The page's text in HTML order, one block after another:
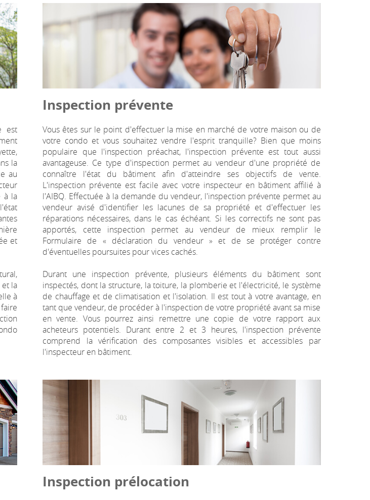
est
la
au
à la
et
la
à
Inspection prévente
Vous êtes sur le point d'effectuer la mise en marché de votre maison ou de
votre condo et vous souhaitez vendre l'esprit tranquille? Bien que moins
populaire que l'inspection préachat, l'inspection prévente est tout aussi
avantageuse. Ce type d'inspection permet au vendeur d'une propriété de
connaître l'état du bâtiment afin d'atteindre ses objectifs de vente.
L'inspection prévente est facile avec votre inspecteur en bâtiment affilié à
l'AIBQ. Effectuée à la demande du vendeur, l'inspection prévente permet au
vendeur avisé d'identifier les lacunes de sa propriété et d'effectuer les
réparations nécessaires, dans le cas échéant. Si les correctifs ne sont pas
apportés, cette inspection permet au vendeur de mieux remplir le
Formulaire de « déclaration du vendeur » et de se protéger contre
d'éventuelles poursuites pour vices cachés.
Durant une inspection prévente, plusieurs éléments du bâtiment sont
inspectés, dont la structure, la toiture, la plomberie et l'électricité, le système
de chauffage et de climatisation et l'isolation. Il est tout à votre avantage, en
tant que vendeur, de procéder à l'inspection de votre propriété avant sa mise
en vente. Vous pourrez ainsi remettre une copie de votre rapport aux
acheteurs potentiels. Durant entre 2 et 3 heures, l'inspection prévente
comprend la vérification des composantes visibles et accessibles par
l'inspecteur en bâtiment.
Inspection prélocation